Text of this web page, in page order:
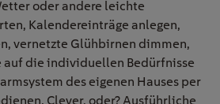
oder andere leichte
Kalendereinträge anlegen,
vernetzte Glühbirnen dimmen,
auf die individuellen Bedürfnisse
des eigenen Hauses per
Clever, oder? Ausführliche